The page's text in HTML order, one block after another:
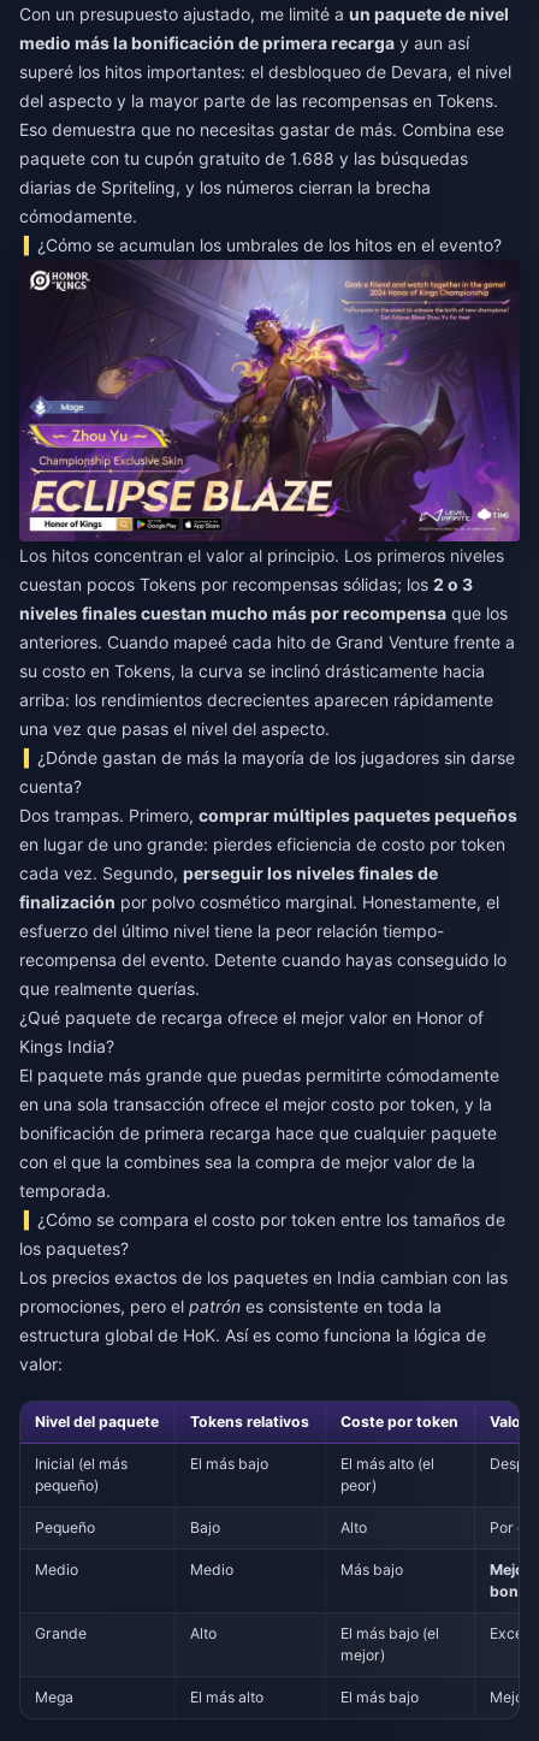
Con un presupuesto ajustado, me limité a un paquete de nivel
medio más la bonificación de primera recarga y aun así
superé los hitos importantes: el desbloqueo de Devara, el nivel
del aspecto y la mayor parte de las recompensas en Tokens.
Eso demuestra que no necesitas gastar de más. Combina ese
paquete con tu cupón gratuito de 1.688 y las búsquedas
diarias de Spriteling, y los números cierran la brecha
cómodamente.
¿Cómo se acumulan los umbrales de los hitos en el evento?
Los hitos concentran el valor al principio. Los primeros niveles
cuestan pocos Tokens por recompensas sólidas; los 2 o 3
niveles finales cuestan mucho más por recompensa que los
anteriores. Cuando mapeé cada hito de Grand Venture frente a
su costo en Tokens, la curva se inclinó drásticamente hacia
arriba: los rendimientos decrecientes aparecen rápidamente
una vez que pasas el nivel del aspecto.
¿Dónde gastan de más la mayoría de los jugadores sin darse
cuenta?
Dos trampas. Primero, comprar múltiples paquetes pequeños
en lugar de uno grande: pierdes eficiencia de costo por token
cada vez. Segundo, perseguir los niveles finales de
finalización por polvo cosmético marginal. Honestamente, el
esfuerzo del último nivel tiene la peor relación tiempo-
recompensa del evento. Detente cuando hayas conseguido lo
que realmente querías.
¿Qué paquete de recarga ofrece el mejor valor en Honor of
Kings India?
El paquete más grande que puedas permitirte cómodamente
en una sola transacción ofrece el mejor costo por token, y la
bonificación de primera recarga hace que cualquier paquete
con el que la combines sea la compra de mejor valor de la
temporada.
¿Cómo se compara el costo por token entre los tamaños de
los paquetes?
Los precios exactos de los paquetes en India cambian con las
promociones, pero el patrón es consistente en toda la
estructura global de HoK. Así es como funciona la lógica de
valor:
Nivel del paquete Tokens relativos Coste por token Valor
Inicial (el más
pequeño)
El más bajo
El más alto (el
peor)
Pequeño Bajo Alto Por
Medio Medio Más bajo
Mejor
Grande Alto
El más bajo (el
mejor)
Mega El más alto El más bajo Mejor